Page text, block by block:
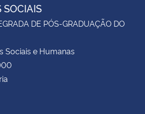
SOCIAIS
DE PÓS-GRADUAÇÃO DO
Sociais e Humanas